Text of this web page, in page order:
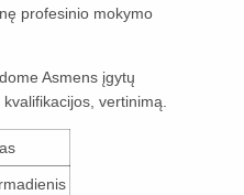
profesinio mokymo
Asmens įgytų
vertinimą.